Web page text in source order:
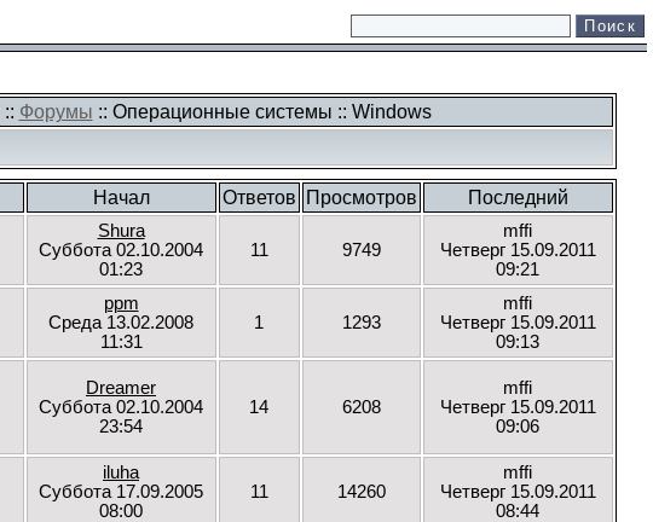
:: Форумы :: Операционные системы :: Windows
Начал Ответов Просмотров Последний
Shura
Суббота 02.10.2004
01:23
11 9749
mffi
Четверг 15.09.2011
09:21
ppm
Среда 13.02.2008
11:31
1 1293
mffi
Четверг 15.09.2011
09:13
Dreamer
Суббота 02.10.2004
23:54
14 6208
mffi
Четверг 15.09.2011
09:06
iluha
Суббота 17.09.2005
08:00
11 14260
mffi
Четверг 15.09.2011
08:44